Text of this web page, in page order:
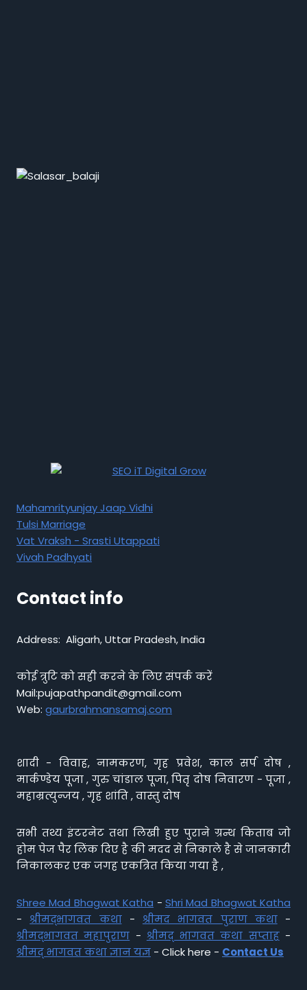
Mahamrityunjay Jaap Vidhi
Tulsi Marriage
Vat Vraksh - Srasti Utappati
Vivah Padhyati
Contact info
Address: Aligarh, Uttar Pradesh, India
कोई त्रुटि को सही करने के लिए संपर्क करें
Mail:pujapathpandit@gmail.com
Web: gaurbrahmansamaj.com
शादी - विवाह, नामकरण, गृह प्रवेश, काल सर्प दोष ,
मार्कण्डेय पूजा , गुरु चांडाल पूजा, पितृ दोष निवारण - पूजा ,
महाम्रत्युन्जय , गृह शांति , वास्तु दोष
सभी तथ्य इंटरनेट तथा लिखी हुए पुराने ग्रन्थ किताब जो
होम पेज पैर लिंक दिए है की मदद से निकाले है से जानकारी
निकालकर एक जगह एकत्रित किया गया है ,
Shree Mad Bhagwat Katha - Shri Mad Bhagwat Katha
- श्रीमद्भागवत कथा- श्रीमद भागवत पुराण कथा-
श्रीमद्भागवत महापुराण - श्रीमद् भागवत कथा सप्ताह-
श्रीमद् भागवत कथा ज्ञान यज्ञ - Click here - Contact Us